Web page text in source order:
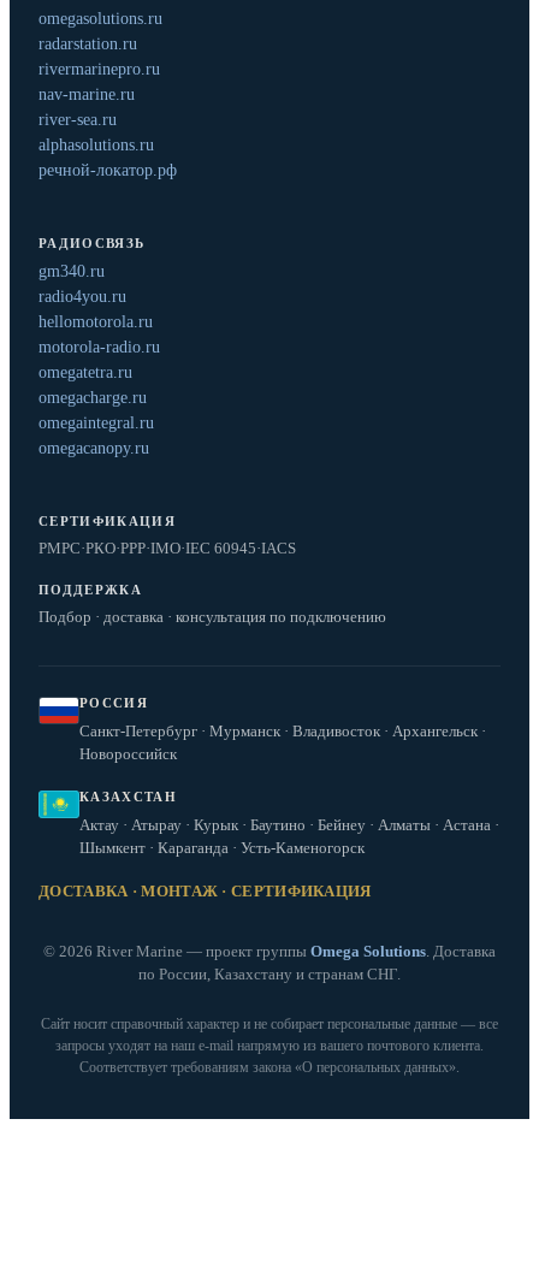
omegasolutions.ru
radarstation.ru
rivermarinepro.ru
nav-marine.ru
river-sea.ru
alphasolutions.ru
речной-локатор.рф
РАДИОСВЯЗЬ
gm340.ru
radio4you.ru
hellomotorola.ru
motorola-radio.ru
omegatetra.ru
omegacharge.ru
omegaintegral.ru
omegacanopy.ru
СЕРТИФИКАЦИЯ
РМРС·РКО·РРР·IMO·IEC 60945·IACS
ПОДДЕРЖКА
Подбор · доставка · консультация по подключению
РОССИЯ
Санкт-Петербург · Мурманск · Владивосток · Архангельск ·
Новороссийск
КАЗАХСТАН
Актау · Атырау · Курык · Баутино · Бейнеу · Алматы · Астана ·
Шымкент · Караганда · Усть-Каменогорск
ДОСТАВКА · МОНТАЖ · СЕРТИФИКАЦИЯ
© 2026 River Marine — проект группы Omega Solutions. Доставка
по России, Казахстану и странам СНГ.
Сайт носит справочный характер и не собирает персональные данные — все
запросы уходят на наш e‑mail напрямую из вашего почтового клиента.
Соответствует требованиям закона «О персональных данных».